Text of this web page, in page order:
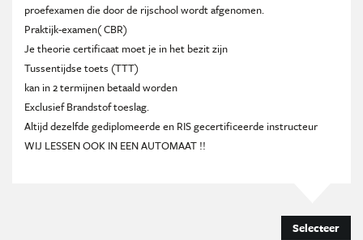
proefexamen die door de rijschool wordt afgenomen.
Praktijk-examen( CBR)
Je theorie certificaat moet je in het bezit zijn
Tussentijdse toets (TTT)
kan in 2 termijnen betaald worden
Exclusief Brandstof toeslag.
Altijd dezelfde gediplomeerde en RIS gecertificeerde instructeur
WIJ LESSEN OOK IN EEN AUTOMAAT !!
Selecteer